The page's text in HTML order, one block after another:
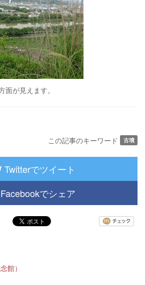
面が見えます。
この記事のキーワード
古墳
Twitterでツイート
Facebookでシェア
館）